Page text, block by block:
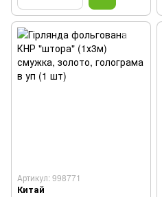
Артикул: 998771
Китай